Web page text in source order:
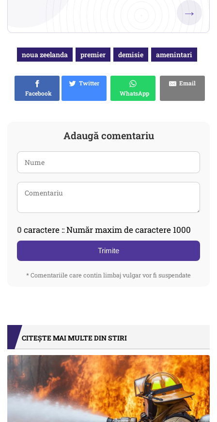
→
noua zeelanda premier demisie amenintari
Facebook
Twitter
WhatsApp
Email
Adaugă comentariu
0 caractere :: Număr maxim de caractere 1000
Trimite
* Comentariile care contin limbaj vulgar vor fi suspendate
CITEȘTE MAI MULTE DIN STIRI